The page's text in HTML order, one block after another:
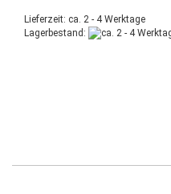
Lieferzeit: ca. 2 - 4 Werktage
Lagerbestand: